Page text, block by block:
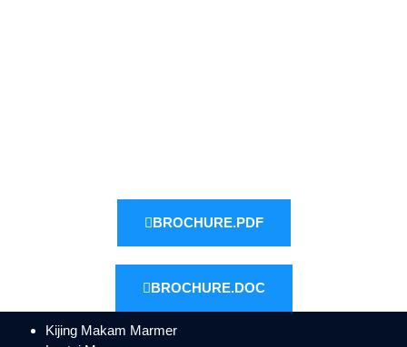
BROCHURE.PDF
BROCHURE.DOC
Kijing Makam Marmer